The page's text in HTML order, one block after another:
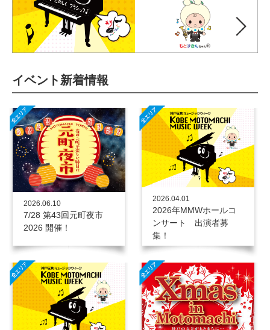
イベント新着情報
2026.06.10
7/28 第43回元町夜市
2026 開催！
2026.04.01
2026年MMWホールコ
ンサート 出演者募
集！